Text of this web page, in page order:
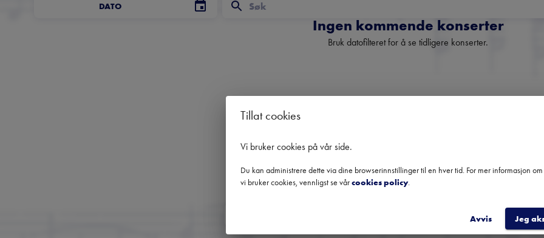
DATO
Ingen kommende konserter
Bruk datofilteret for å se tidligere konserter.
Norges fremste nyhetsbrev om
Få oversikt over kommende konserter, festivaler og utvalgte
fra hele landet.
Tillat cookies
Vi bruker cookies på vår side.
Du kan administrere dette via dine browserinnstillinger til en hver tid. For mer informasjon
vi bruker cookies, vennligst se vårcookies policy.
Avvis Jeg